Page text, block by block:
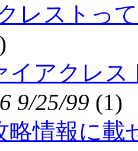
レストっ
イアクレ
9/25/99 (1)
略情報に